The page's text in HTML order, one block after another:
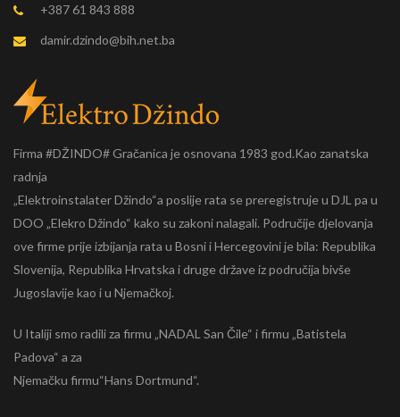
+387 61 843 888
damir.dzindo@bih.net.ba
Firma #DŽINDO# Gračanica je osnovana 1983 god.Kao zanatska
radnja
„Elektroinstalater Džindo“a poslije rata se preregistruje u DJL pa u
DOO „Elekro Džindo“ kako su zakoni nalagali. Područije djelovanja
ove firme prije izbijanja rata u Bosni i Hercegovini je bila: Republika
Slovenija, Republika Hrvatska i druge države iz područija bivše
Jugoslavije kao i u Njemačkoj.
U Italiji smo radili za firmu „NADAL San Čile“ i firmu „Batistela
Padova“ a za
Njemačku firmu“Hans Dortmund“.